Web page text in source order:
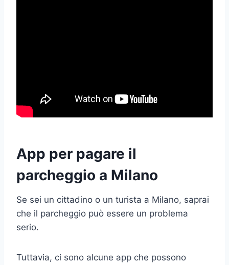
App per pagare il
parcheggio a Milano
Se sei un cittadino o un turista a Milano, saprai
che il parcheggio può essere un problema
serio.
Tuttavia, ci sono alcune app che possono